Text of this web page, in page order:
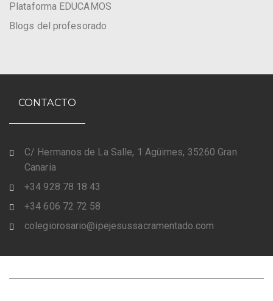
Plataforma EDUCAMOS
Blogs del profesorado
CONTACTO
C/ Hermanos de La Salle, 1 Agüimes, 35260 Gran
Canaria
+34 928 78 18 43
+34 606 72 72 58
colegiorosario@ipejesussacramentado.com